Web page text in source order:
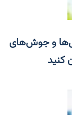
و جوش‌های
کنید